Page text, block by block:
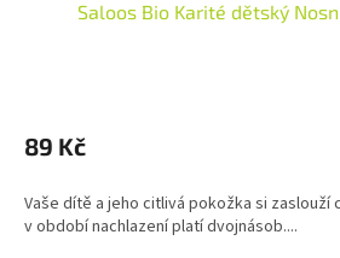
Saloos Bio Karité dětský
produktu
je
z
5
89 Kč
Vaše dítě a jeho citlivá pokožka si zaslouží
v období nachlazení platí dvojnásob....